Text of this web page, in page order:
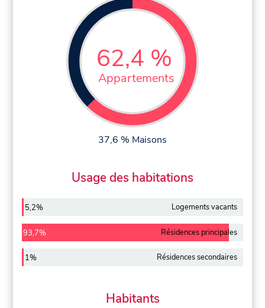
62,4 %
Appartements
37,6 % Maisons
Usage des habitations
5,2% Logements vacants
93,7% Résidences principales
1% Résidences secondaires
Habitants